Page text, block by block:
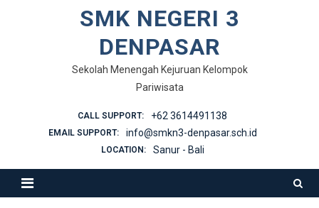
SMK NEGERI 3
DENPASAR
Sekolah Menengah Kejuruan Kelompok
Pariwisata
CALL SUPPORT: +62 3614491138
EMAIL SUPPORT: info@smkn3-denpasar.sch.id
LOCATION: Sanur - Bali